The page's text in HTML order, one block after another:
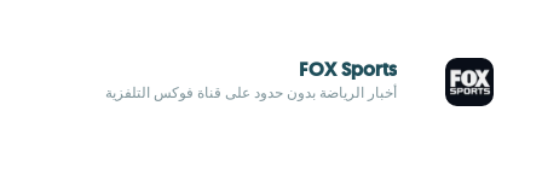
FOX Sports
أخبار الرياضة بدون حدود على قناة فوكس التلفزية